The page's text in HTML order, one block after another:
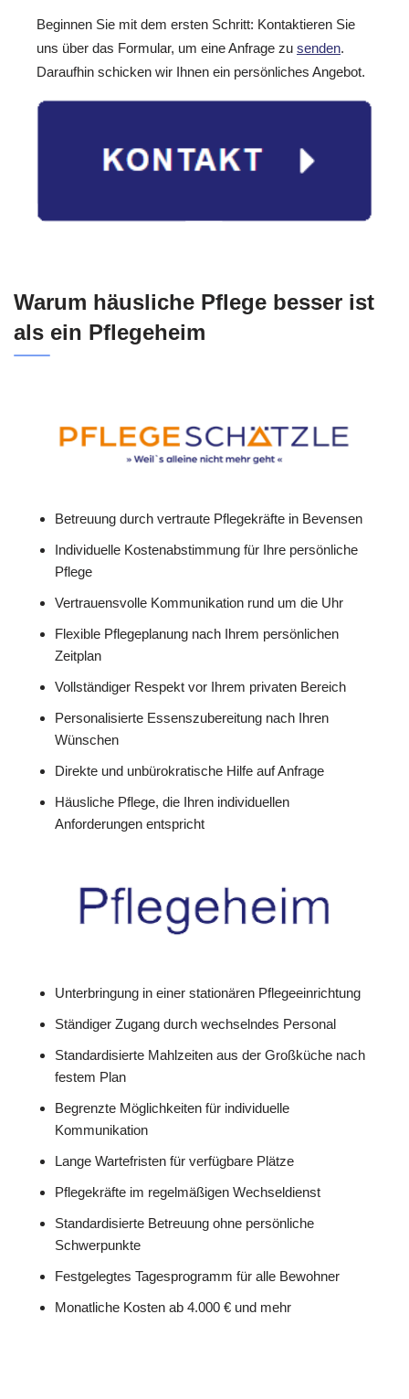
Beginnen Sie mit dem ersten Schritt: Kontaktieren Sie
uns über das Formular, um eine Anfrage zu senden.
Daraufhin schicken wir Ihnen ein persönliches Angebot.
Warum häusliche Pflege besser ist
als ein Pflegeheim
Betreuung durch vertraute Pflegekräfte in Bevensen
Individuelle Kostenabstimmung für Ihre persönliche
Pflege
Vertrauensvolle Kommunikation rund um die Uhr
Flexible Pflegeplanung nach Ihrem persönlichen
Zeitplan
Vollständiger Respekt vor Ihrem privaten Bereich
Personalisierte Essenszubereitung nach Ihren
Wünschen
Direkte und unbürokratische Hilfe auf Anfrage
Häusliche Pflege, die Ihren individuellen
Anforderungen entspricht
Unterbringung in einer stationären Pflegeeinrichtung
Ständiger Zugang durch wechselndes Personal
Standardisierte Mahlzeiten aus der Großküche nach
festem Plan
Begrenzte Möglichkeiten für individuelle
Kommunikation
Lange Wartefristen für verfügbare Plätze
Pflegekräfte im regelmäßigen Wechseldienst
Standardisierte Betreuung ohne persönliche
Schwerpunkte
Festgelegtes Tagesprogramm für alle Bewohner
Monatliche Kosten ab 4.000 € und mehr